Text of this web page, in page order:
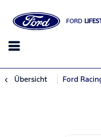
FORD
Übersicht Ford